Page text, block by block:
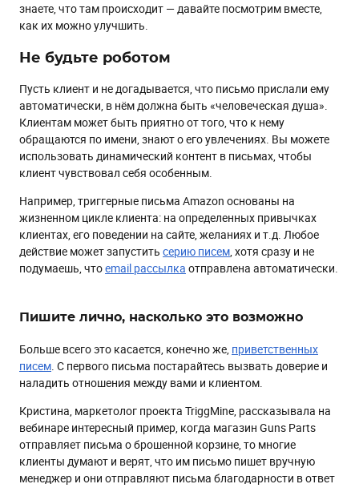
знаете, что там происходит — давайте посмотрим вместе,
как их можно улучшить.
Не будьте роботом
Пусть клиент и не догадывается, что письмо прислали ему
автоматически, в нём должна быть «человеческая душа».
Клиентам может быть приятно от того, что к нему
обращаются по имени, знают о его увлечениях. Вы можете
использовать динамический контент в письмах, чтобы
клиент чувствовал себя особенным.
Например, триггерные письма Amazon основаны на
жизненном цикле клиента: на определенных привычках
клиентах, его поведении на сайте, желаниях и т.д. Любое
действие может запустить серию писем, хотя сразу и не
подумаешь, чтоemail рассылка отправлена автоматически.
Пишите лично, насколько это возможно
Больше всего это касается, конечно же, приветственных
писем. С первого письма постарайтесь вызвать доверие и
наладить отношения между вами и клиентом.
Кристина, маркетолог проекта TriggMine, рассказывала на
вебинаре интересный пример, когда магазин Guns Parts
отправляет письма о брошенной корзине, то многие
клиенты думают и верят, что им письмо пишет вручную
менеджер и они отправляют письма благодарности в ответ